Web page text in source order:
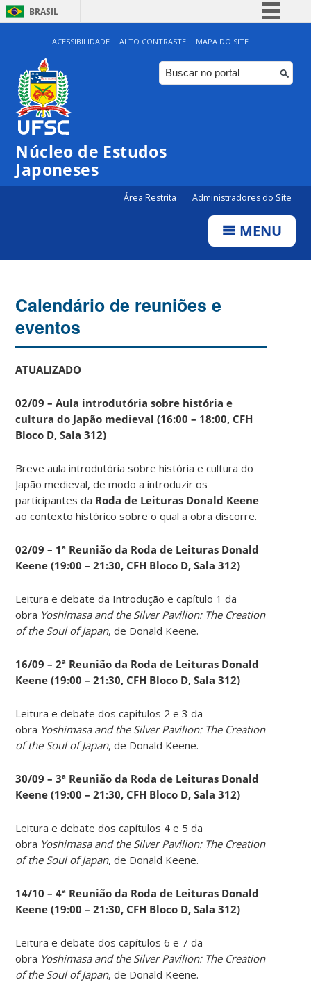
BRASIL
Simplifique!
Comunica BR
Participe
ACESSIBILIDADE ALTO CONTRASTE MAPA DO SITE
Núcleo de Estudos
Japoneses
Área Restrita Administradores do Site
MENU
Calendário de reuniões e
eventos
ATUALIZADO
02/09 – Aula introdutória sobre história e
cultura do Japão medieval (16:00 – 18:00, CFH
Bloco D, Sala 312)
Breve aula introdutória sobre história e cultura do
Japão medieval, de modo a introduzir os
participantes da Roda de Leituras Donald Keene
ao contexto histórico sobre o qual a obra discorre.
02/09 – 1ª Reunião da Roda de Leituras Donald
Keene (19:00 – 21:30, CFH Bloco D, Sala 312)
Leitura e debate da Introdução e capítulo 1 da
obra Yoshimasa and the Silver Pavilion: The Creation
of the Soul of Japan, de Donald Keene.
16/09 – 2ª Reunião da Roda de Leituras Donald
Keene (19:00 – 21:30, CFH Bloco D, Sala 312)
Leitura e debate dos capítulos 2 e 3 da
obra Yoshimasa and the Silver Pavilion: The Creation
of the Soul of Japan, de Donald Keene.
30/09 – 3ª Reunião da Roda de Leituras Donald
Keene (19:00 – 21:30, CFH Bloco D, Sala 312)
Leitura e debate dos capítulos 4 e 5 da
obra Yoshimasa and the Silver Pavilion: The Creation
of the Soul of Japan, de Donald Keene.
14/10 – 4ª Reunião da Roda de Leituras Donald
Keene (19:00 – 21:30, CFH Bloco D, Sala 312)
Leitura e debate dos capítulos 6 e 7 da
obra Yoshimasa and the Silver Pavilion: The Creation
of the Soul of Japan, de Donald Keene.